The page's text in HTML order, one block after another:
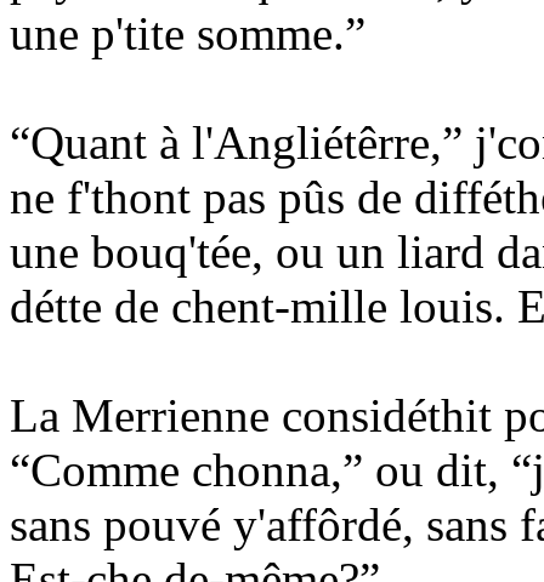
une p'tite somme.”
“Quant à l'Angliétêrre,”
ne f'thont pas pûs de
une bouq'tée, ou un liard
détte de chent-mille louis.
La Merrienne considéthit
“Comme chonna,” ou dit,
sans pouvé y'affôrdé, sans